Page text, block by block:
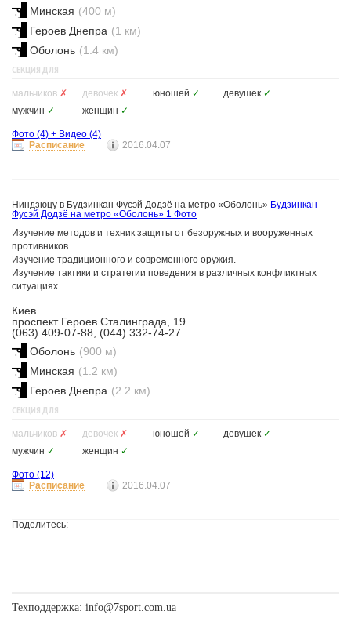
Минская (400 м)
Героев Днепра (1 км)
Оболонь (1.4 км)
СЕКЦИЯ ДЛЯ
мальчиков ✗ девочек ✗ юношей ✓ девушек ✓
мужчин ✓ женщин ✓
Фото (4) + Видео (4)
Расписание
2016.04.07
Ниндзюцу в Будзинкан Фусэй Додзё на метро «Оболонь» Будзинкан
Фусэй Додзё на метро «Оболонь» 1 Фото
Изучение методов и техник защиты от безоружных и вооруженных
противников.
Изучение традиционного и современного оружия.
Изучение тактики и стратегии поведения в различных конфликтных
ситуациях.
Киев
проспект Героев Сталинграда, 19
(063) 409-07-88, (044) 332-74-27
Оболонь (900 м)
Минская (1.2 км)
Героев Днепра (2.2 км)
СЕКЦИЯ ДЛЯ
мальчиков ✗ девочек ✗ юношей ✓ девушек ✓
мужчин ✓ женщин ✓
Фото (12)
Расписание
2016.04.07
Поделитесь:
Техподдержка: info@7sport.com.ua